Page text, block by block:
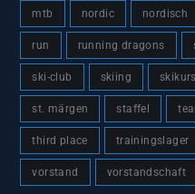
mtb nordic nordisch
run running dragons
ski-club skiing skikurs
st. märgen staffel
third place trainingslager
vorstand vorstandschaft